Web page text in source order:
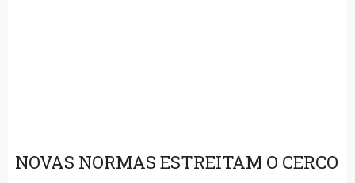
NOVAS NORMAS ESTREITAM O CERCO